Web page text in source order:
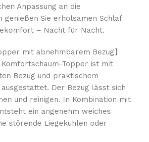
Anpassung an die
genießen Sie erholsamen Schlaf
– Nacht für Nacht.
mit abnehmbarem Bezug】
Topper ist mit
Bezug und praktischem
Der Bezug lässt sich
und reinigen. In Kombination mit
ein angenehm weiches
störende Liegekuhlen oder